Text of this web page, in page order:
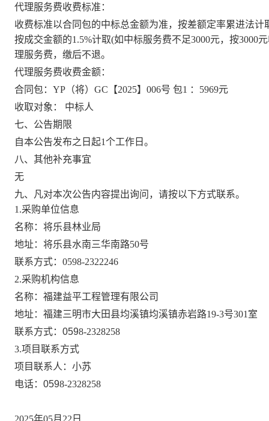
代理服务费收费标准：
收费标准以合同包的中标总金额为准，按差额定率累进法
按成交金额的1.5%计取(如中标服务费不足3000元，按3000
理服务费，缴后不退。
代理服务费收费金额：
合同包： YP（将）GC【2025】006号 包1 ：5969元
收取对象：
中标人
七、公告期限
自本公告发布之日起1个工作日。
八、其他补充事宜
无
九、凡对本次公告内容提出询问，请按以下方式联系。
1.采购单位信息
名称： 将乐县林业局
地址：将乐县水南三华南路50号
联系方式： 0598-2322246
2.采购机构信息
名称： 福建益平工程管理有限公司
地址： 福建三明市大田县均溪镇均溪镇赤岩路19-3号301室
联系方式： 0598-2328258
3.项目联系方式
项目联系人：小苏
电话： 0598-2328258
2025年05月22日